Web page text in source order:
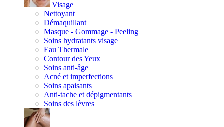
Visage
Nettoyant
Démaquillant
Masque - Gommage - Peeling
Soins hydratants visage
Eau Thermale
Contour des Yeux
Soins anti-âge
Acné et imperfections
Soins apaisants
Anti-tache et dépigmentants
Soins des lèvres